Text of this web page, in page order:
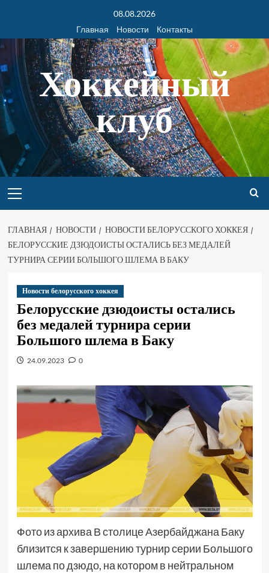
08.08.2026
Главная
Новости Контакты
Хоккейный
клуб
ГЛАВНАЯ НОВОСТИ
НОВОСТИ БЕЛОРУССКОГО ХОККЕЯ
БЕЛОРУССКИЕ ДЗЮДОИСТЫ ОСТАЛИСЬ БЕЗ МЕДАЛЕЙ
ТУРНИРА СЕРИИ БОЛЬШОГО ШЛЕМА В БАКУ
Новости белорусского хоккея
Белорусские дзюдоисты остались
без медалей турнира серии
Большого шлема в Баку
24.09.2023 0
Фото из архива В столице Азербайджана Баку
близится к завершению турнир серии Большого
шлема по дзюдо, на котором в нейтральном